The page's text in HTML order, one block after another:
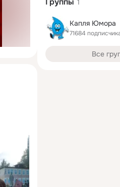
1
Капля Юмора
71684
Все